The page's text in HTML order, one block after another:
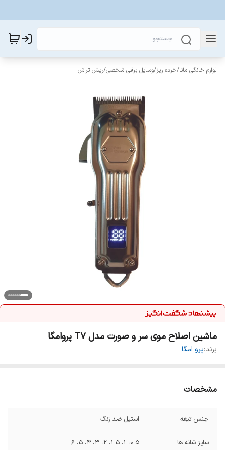
لوازم خانگی مانا/خرده ریز/وسایل برقی شخصی/ریش تراش
ماشین اصلاح موی سر و صورت مدل T7 پروامگا
برند:پرو امگا
مشخصات
جنس تیغه استیل ضد زنگ
سایز شانه ها 0.5، 1، 1.5، 2، 3، 4، 5، 6